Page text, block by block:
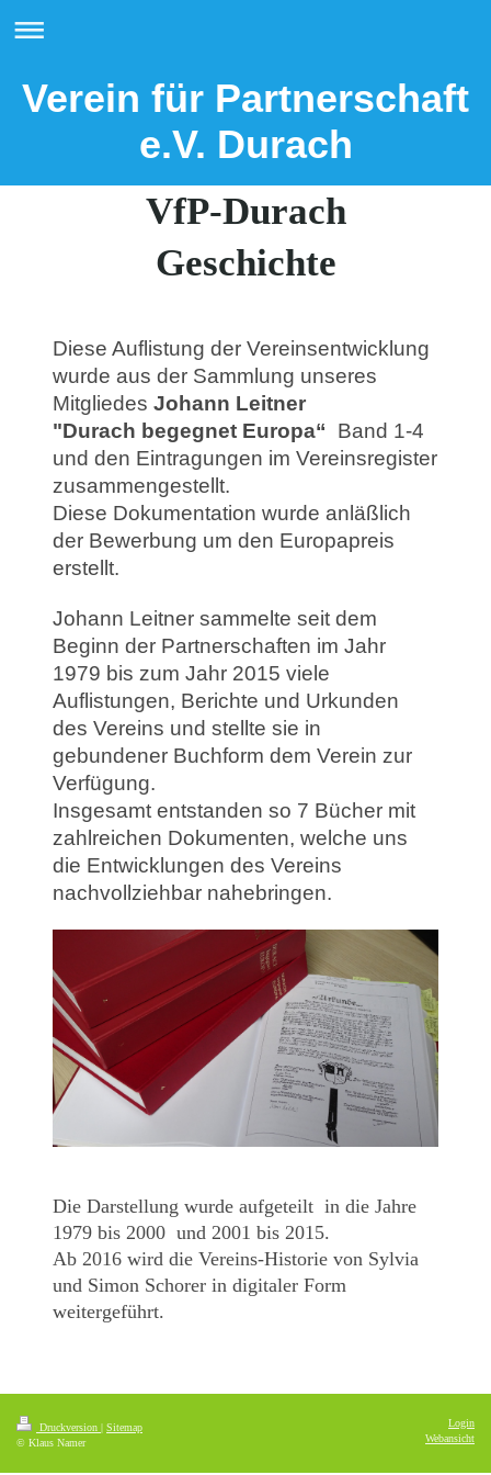
Verein für Partnerschaft
e.V. Durach
VfP-Durach
Geschichte
Diese Auflistung der Vereinsentwicklung
wurde aus der Sammlung unseres
Mitgliedes Johann Leitner
"Durach begegnet Europa“ Band 1-4
und den Eintragungen im Vereinsregister
zusammengestellt.
Diese Dokumentation wurde anläßlich
der Bewerbung um den Europapreis
erstellt.
Johann Leitner sammelte seit dem
Beginn der Partnerschaften im Jahr
1979 bis zum Jahr 2015 viele
Auflistungen, Berichte und Urkunden
des Vereins und stellte sie in
gebundener Buchform dem Verein zur
Verfügung.
Insgesamt entstanden so 7 Bücher mit
zahlreichen Dokumenten, welche uns
die Entwicklungen des Vereins
nachvollziehbar nahebringen.
Die Darstellung wurde aufgeteilt in die Jahre
1979 bis 2000 und 2001 bis 2015.
Ab 2016 wird die Vereins-Historie von Sylvia
und Simon Schorer in digitaler Form
weitergeführt.
Druckversion | Sitemap
© Klaus Namer
Login
Webansicht